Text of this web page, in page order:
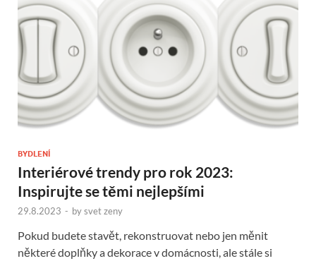
BYDLENÍ
Interiérové trendy pro rok 2023:
Inspirujte se těmi nejlepšími
29.8.2023 - bysvet zeny
Pokud budete stavět, rekonstruovat nebo jen měnit
některé doplňky a dekorace v domácnosti, ale stále si